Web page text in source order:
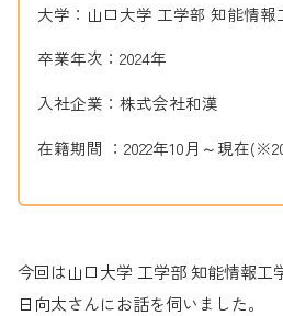
大学：山口大学 工学部 知能情報
卒業年次：2024年
入社企業：株式会社和漢
在籍期間 ：2022年10月～現在
今回は山口大学 工学部 知能情報工
日向太さんにお話を伺いました。